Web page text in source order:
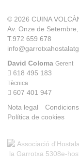
© 2026 CUINA
Av. Onze de
T.972 659 678
David Coloma Gerent
618 495 183
Tècnica
607 401 947
Nota legal
Política de cookies